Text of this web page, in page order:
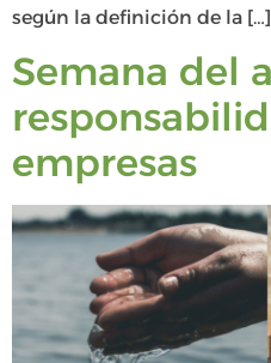
según la definición de la […]
Semana del
empresas